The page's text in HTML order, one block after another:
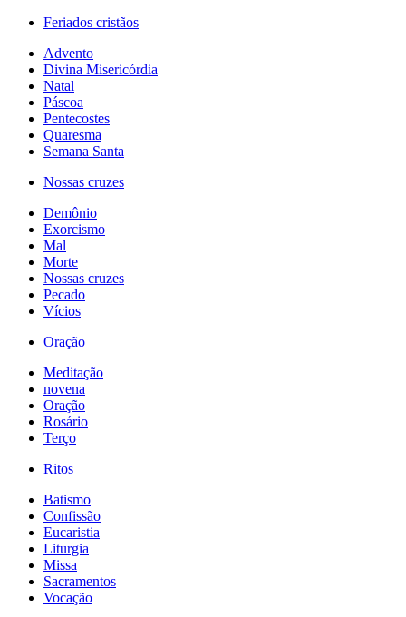
Feriados cristãos
Advento
Divina Misericórdia
Natal
Páscoa
Pentecostes
Quaresma
Semana Santa
Nossas cruzes
Demônio
Exorcismo
Mal
Morte
Nossas cruzes
Pecado
Vícios
Oração
Meditação
novena
Oração
Rosário
Terço
Ritos
Batismo
Confissão
Eucaristia
Liturgia
Missa
Sacramentos
Vocação